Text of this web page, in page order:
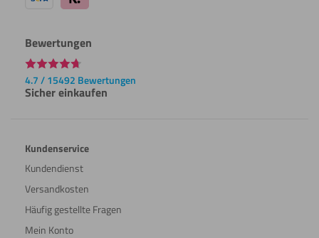
Bewertungen
4.7 / 15492 Bewertungen
Sicher einkaufen
Kundenservice
Kundendienst
Versandkosten
Häufig gestellte Fragen
Mein Konto